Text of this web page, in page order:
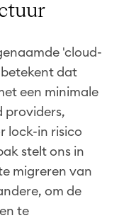
'cloud-
dat
een minimale
providers,
lock-in risico
stelt ons in
migreren van
om de
te